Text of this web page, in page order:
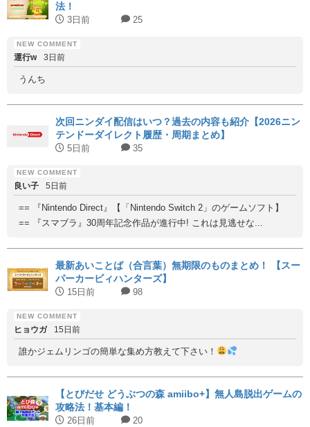
法！
3日前 25
運行w 3日前
うんち
次回ニンダイ配信はいつ？過去の内容も紹介【2026ニン
テンドーダイレクト履歴・周期まとめ】
5日前 35
良い子 5日前
== 『Nintendo Direct』【「Nintendo Switch 2」のゲームソフト】
== 『スマブラ』30周年記念作品が進行中! これは見逃せな...
最新あいことば（合言葉）無期限のものまとめ！ 【スー
パーカービィハンターズ】
15日前 98
ヒョウガ 15日前
誰かジェムリンゴの簡単な集め方教えて下さい！
【とびだせ どうぶつの森 amiibo+】無人島脱出ゲームの
攻略法！基本編！
26日前 20